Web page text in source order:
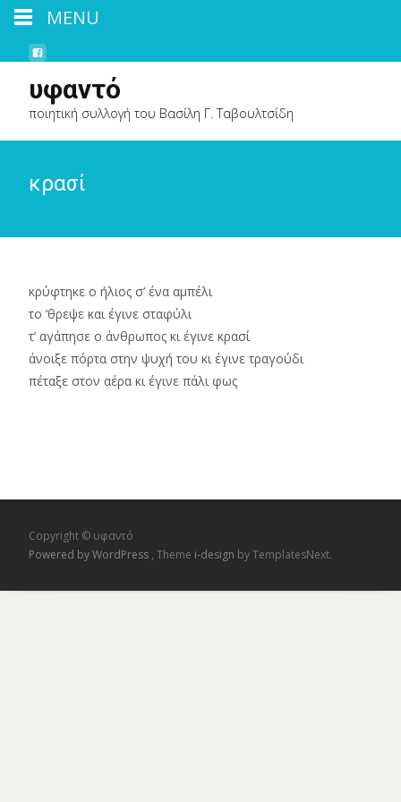
υφαντό
ποιητική συλλογή του Βασίλη Γ. Ταβουλτσίδη
κρασί
κρύφτηκε ο ήλιος σ’ ένα αμπέλι
το ‘θρεψε και έγινε σταφύλι
τ’ αγάπησε ο άνθρωπος κι έγινε κρασί
άνοιξε πόρτα στην ψυχή του κι έγινε τραγούδι
πέταξε στον αέρα κι έγινε πάλι φως
Copyright © υφαντό
Powered by WordPress , Theme i-design by TemplatesNext.
MENU